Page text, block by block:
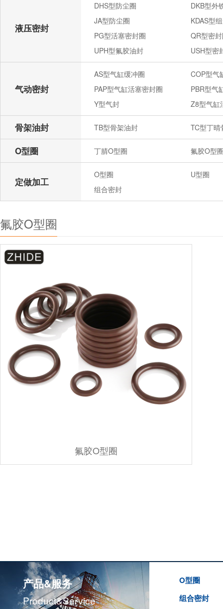
液压密封
DHS型防尘圈
DKB型外
JA型防尘圈
KDAS型
PG型活塞密封圈
QR型密
UPH型氟胶油封
USH型密
气动密封
AS型气缸缓冲圈
COP型气
PAP型气缸活塞密封圈
PBR型气
Y型气封
Z8型气缸
骨架油封 TB型骨架油封 TC型丁晴
O型圈 丁腈O型圈 氟胶O型
定做加工
O型圈
U型圈
组合密封
氟胶O型圈
氟胶O型圈
产品&服务
Product&service
O型圈
组合密封